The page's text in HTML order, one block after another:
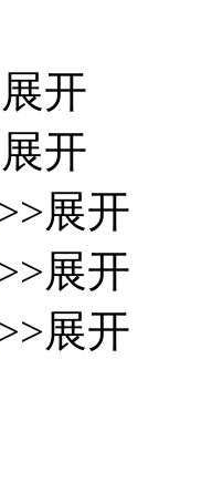
开
开
展开
展开
展开